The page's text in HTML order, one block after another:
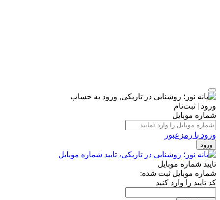
ورود | ثبت‌نام
شماره موبایل
ورود با رمزعبور
ورود
تایید شماره موبایل
شماره موبایل ثبت شده:
کد تایید را وارد کنید